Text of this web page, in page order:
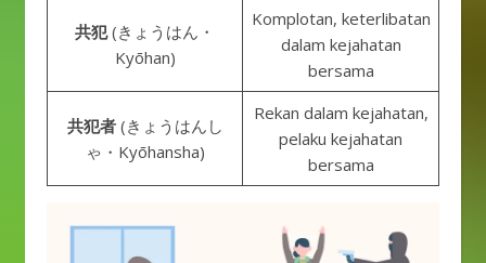
共犯(きょうはん・
Kyōhan)
Komplotan, keterlibatan
dalam kejahatan
bersama
共犯者(きょうはんし
ゃ・Kyōhansha)
Rekan dalam kejahatan,
pelaku kejahatan
bersama